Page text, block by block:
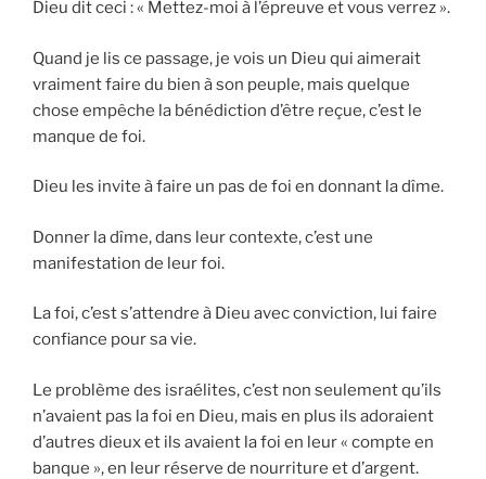
Dieu dit ceci : « Mettez-moi à l’épreuve et vous verrez ».
Quand je lis ce passage, je vois un Dieu qui aimerait
vraiment faire du bien à son peuple, mais quelque
chose empêche la bénédiction d’être reçue, c’est le
manque de foi.
Dieu les invite à faire un pas de foi en donnant la dîme.
Donner la dîme, dans leur contexte, c’est une
manifestation de leur foi.
La foi, c’est s’attendre à Dieu avec conviction, lui faire
confiance pour sa vie.
Le problème des israélites, c’est non seulement qu’ils
n’avaient pas la foi en Dieu, mais en plus ils adoraient
d’autres dieux et ils avaient la foi en leur « compte en
banque », en leur réserve de nourriture et d’argent.